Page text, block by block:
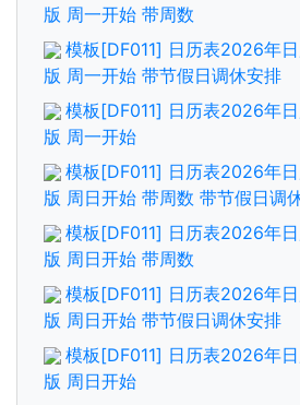
版 周一开始 带周数
模板[DF011] 日历表2026年
版 周一开始 带节假日调休安排
模板[DF011] 日历表2026年
版 周一开始
模板[DF011] 日历表2026年
版 周日开始 带周数 带节假日调
模板[DF011] 日历表2026年
版 周日开始 带周数
模板[DF011] 日历表2026年
版 周日开始 带节假日调休安排
模板[DF011] 日历表2026年
版 周日开始